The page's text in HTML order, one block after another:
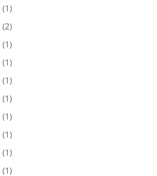
(1)
(2)
(1)
(1)
(1)
(1)
(1)
(1)
(1)
(1)